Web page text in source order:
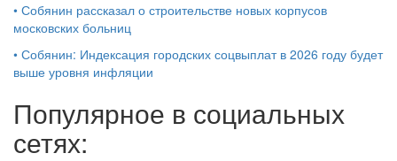
• Собянин рассказал о строительстве новых корпусов
московских больниц
• Собянин: Индексация городских соцвыплат в 2026 году будет
выше уровня инфляции
Популярное в социальных
сетях: